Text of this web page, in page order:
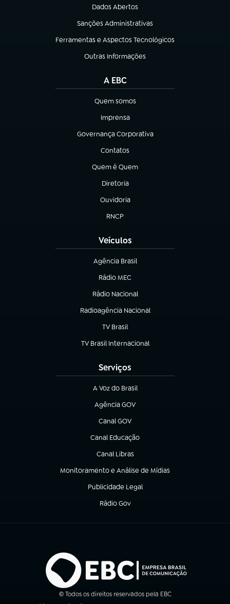
Dados Abertos
(abre em nova aba)
Sanções Administrativas
(abre em nova aba)
Ferramentas e Aspectos Tecnológicos
(abre em nova aba)
Outras Informações
(abre em nova aba)
A EBC
Quem somos
(abre em nova aba)
Imprensa
(abre em nova aba)
Governança Corporativa
(abre em nova aba)
Contatos
(abre em nova aba)
Quem é Quem
(abre em nova aba)
Diretoria
(abre em nova aba)
Ouvidoria
(abre em nova aba)
RNCP
(abre em nova aba)
Veículos
Agência Brasil
(abre em nova aba)
Rádio MEC
Rádio Nacional
(abre em nova aba)
Radioagência Nacional
(abre em nova aba)
TV Brasil
(abre em nova aba)
TV Brasil Internacional
(abre em nova aba)
Serviços
A Voz do Brasil
(abre em nova aba)
Agência GOV
(abre em nova aba)
Canal GOV
(abre em nova aba)
Canal Educação
(abre em nova aba)
Canal Libras
(abre em nova aba)
Monitoramento e Análise de Mídias
(abre em nova aba)
Publicidade Legal
(abre em nova aba)
Rádio Gov
(abre em nova aba)
© Todos os direitos reservados pela EBC